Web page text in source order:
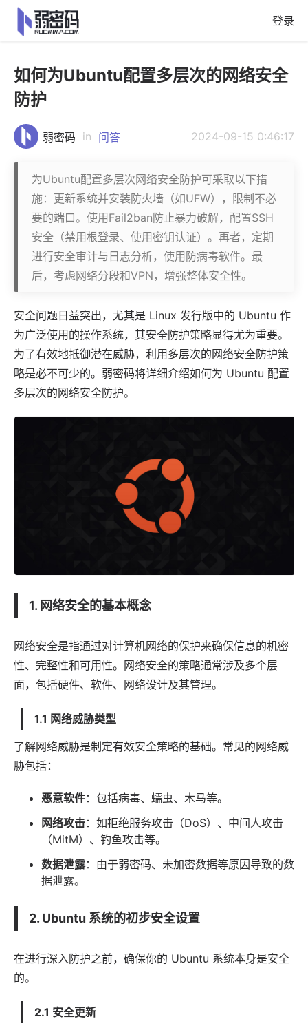
登录
如何为Ubuntu配置多层次的网络安全
防护
弱密码 in 问答 2024-09-15 0:46:17
为Ubuntu配置多层次网络安全防护可采取以下措
施：更新系统并安装防火墙（如UFW），限制不必
要的端口。使用Fail2ban防止暴力破解，配置SSH
安全（禁用根登录、使用密钥认证）。再者，定期
进行安全审计与日志分析，使用防病毒软件。最
后，考虑网络分段和VPN，增强整体安全性。
安全问题日益突出，尤其是 Linux 发行版中的 Ubuntu 作
为广泛使用的操作系统，其安全防护策略显得尤为重要。
为了有效地抵御潜在威胁，利用多层次的网络安全防护策
略是必不可少的。 弱密码将详细介绍如何为 Ubuntu 配置
多层次的网络安全防护。
1. 网络安全的基本概念
网络安全是指通过对计算机网络的保护来确保信息的机密
性、完整性和可用性。网络安全的策略通常涉及多个层
面，包括硬件、 软件、网络设计及其管理。
1.1 网络威胁类型
了解网络威胁是制定有效安全策略的基础。常见的网络威
胁包括：
恶意软件：包括病毒、蠕虫、木马等。
网络攻击：如拒绝服务攻击（DoS）、中间人攻击
（MitM）、钓鱼攻击等。
数据泄露：由于弱密码、未加密数据等原因导致的数
据泄露。
2. Ubuntu 系统的初步安全设置
在进行深入防护之前，确保你的 Ubuntu 系统本身是安全
的。
2.1 安全更新